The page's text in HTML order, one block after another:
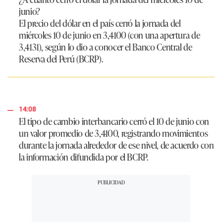
junio?
El precio del dólar en el país cerró la jornada del
miércoles 10 de junio en3,4100(con una apertura de
3,4131), según lo dio a conocer el Banco Central de
Reserva del Perú (BCRP).
14:08
El tipo de cambio interbancario cerró el 10 de junio con
un valor promedio de3,4100, registrando movimientos
durante la jornada alrededor de ese nivel, de acuerdo con
la información difundida por el BCRP.